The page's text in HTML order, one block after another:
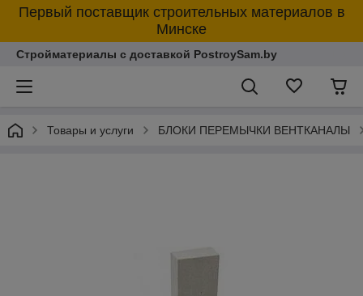
Первый поставщик строительных материалов в
Минске
Стройматериалы с доставкой PostroySam.by
Товары и услуги БЛОКИ ПЕРЕМЫЧКИ ВЕНТКАНАЛЫ